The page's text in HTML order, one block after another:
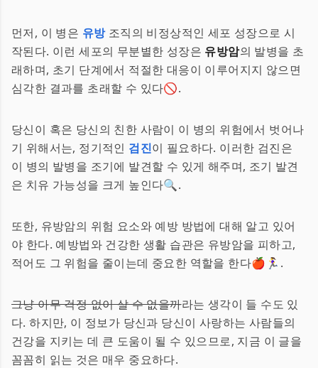
먼저, 이 병은 유방조직의 비정상적인 세포 성장으로 시
작된다. 이런 세포의 무분별한 성장은 유방암의 발병을 초
래하며, 초기 단계에서 적절한 대응이 이루어지지 않으면
심각한 결과를 초래할 수 있다🚫.
당신이 혹은 당신의 친한 사람이 이 병의 위험에서 벗어나
기 위해서는, 정기적인 검진이 필요하다. 이러한 검진은
이 병의 발병을 조기에 발견할 수 있게 해주며, 조기 발견
은 치유 가능성을 크게 높인다🔍.
또한, 유방암의 위험 요소와 예방 방법에 대해 알고 있어
야 한다. 예방법와 건강한 생활 습관은 유방암을 피하고,
적어도 그 위험을 줄이는데 중요한 역할을 한다🍎🏃‍♀️.
그냥 아무 걱정 없이 살 수 없을까라는 생각이 들 수도 있
다. 하지만, 이 정보가 당신과 당신이 사랑하는 사람들의
건강을 지키는 데 큰 도움이 될 수 있으므로, 지금 이 글을
꼼꼼히 읽는 것은 매우 중요하다.